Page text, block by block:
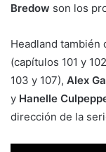
Bredow son los
Headland
(capítulos 101 y
103 y 107), Alex
y Hanelle
dirección de la